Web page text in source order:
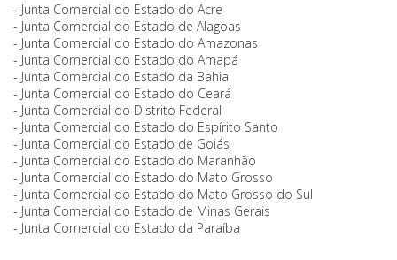
- Junta Comercial do Estado do Acre
- Junta Comercial do Estado de Alagoas
- Junta Comercial do Estado do Amazonas
- Junta Comercial do Estado do Amapá
- Junta Comercial do Estado da Bahia
- Junta Comercial do Estado do Ceará
- Junta Comercial do Distrito Federal
- Junta Comercial do Estado do Espírito Santo
- Junta Comercial do Estado de Goiás
- Junta Comercial do Estado do Maranhão
- Junta Comercial do Estado do Mato Grosso
- Junta Comercial do Estado do Mato Grosso do Sul
- Junta Comercial do Estado de Minas Gerais
- Junta Comercial do Estado da Paraíba